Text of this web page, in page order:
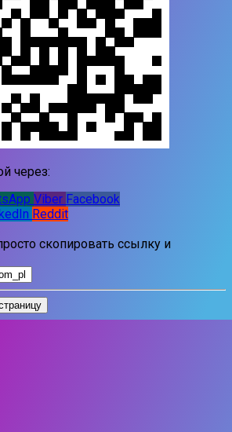
через:
Viber Facebook
Reddit
скопировать ссылку и